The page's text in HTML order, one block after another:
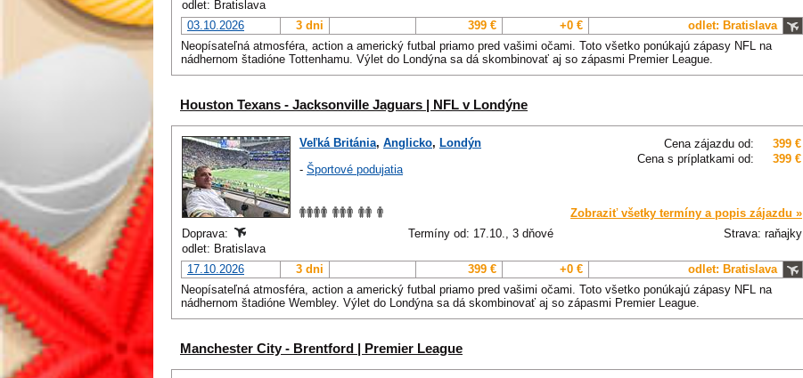
odlet: Bratislava
03.10.2026
3 dni 399 € +0 €
odlet: Bratislava
Neopísateľná atmosféra, action a americký futbal priamo pred vašimi očami. Toto všetko ponúkajú zápasy NFL na
nádhernom štadióne Tottenhamu. Výlet do Londýna sa dá skombinovať aj so zápasmi Premier League.
Houston Texans - Jacksonville Jaguars | NFL v Londýne
Cena zájazdu od:
399 €
Cena s príplatkami od:
399 €
Veľká Británia, Anglicko, Londýn
- Športové podujatia
Zobraziť všetky termíny a popis zájazdu »
Doprava:
Termíny od: 17.10., 3 dňové
Strava: raňajky
odlet: Bratislava
17.10.2026
3 dni 399 € +0 €
odlet: Bratislava
Neopísateľná atmosféra, action a americký futbal priamo pred vašimi očami. Toto všetko ponúkajú zápasy NFL na
nádhernom štadióne Wembley. Výlet do Londýna sa dá skombinovať aj so zápasmi Premier League.
Manchester City - Brentford | Premier League